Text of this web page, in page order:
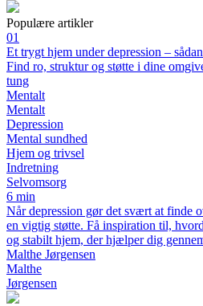
Populære artikler
01
Et trygt hjem under depression –
Find ro, struktur og støtte i dine
tung
Mentalt
Mentalt
Depression
Mental sundhed
Hjem og trivsel
Indretning
Selvomsorg
6 min
Når depression gør det svært at finde
en vigtig støtte. Få inspiration til,
og stabilt hjem, der hjælper dig
Malthe Jørgensen
Malthe
Jørgensen